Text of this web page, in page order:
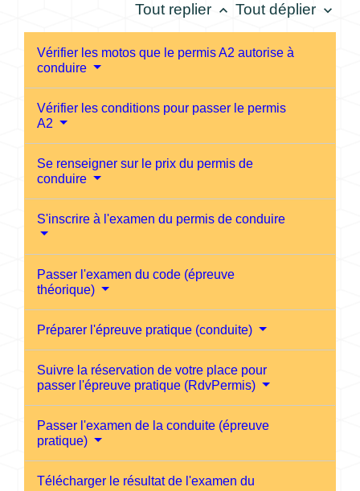
Tout replier keyboard_arrow_up Tout déplier keyboard_arrow_down
Vérifier les motos que le permis A2 autorise à
conduire
Vérifier les conditions pour passer le permis
A2
Se renseigner sur le prix du permis de
conduire
S'inscrire à l'examen du permis de conduire
Passer l'examen du code (épreuve
théorique)
Préparer l'épreuve pratique (conduite)
Suivre la réservation de votre place pour
passer l'épreuve pratique (RdvPermis)
Passer l'examen de la conduite (épreuve
pratique)
Télécharger le résultat de l'examen du